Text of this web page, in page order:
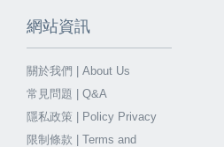
網站資訊
關於我們 | About Us
常見問題 | Q&A
隱私政策 | Policy Privacy
限制條款 | Terms and